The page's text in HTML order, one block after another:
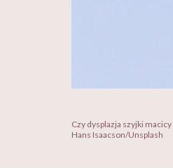
Czy dysplazja szyjki
Hans Isaacson/Unsplash